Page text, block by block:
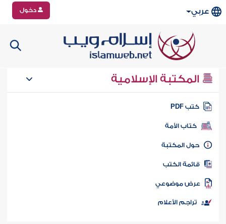
عربي دخول
المكتبة الإسلامية
كتب PDF
كتاب الأمة
المكتبة
الكتب
موضوعي